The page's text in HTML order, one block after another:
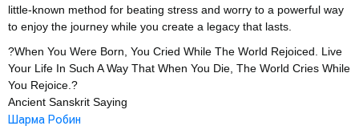
little-known method for beating stress and worry to a powerful way
to enjoy the journey while you create a legacy that lasts.
?When You Were Born, You Cried While The World Rejoiced. Live
Your Life In Such A Way That When You Die, The World Cries While
You Rejoice.?
Ancient Sanskrit Saying
Шарма Робин